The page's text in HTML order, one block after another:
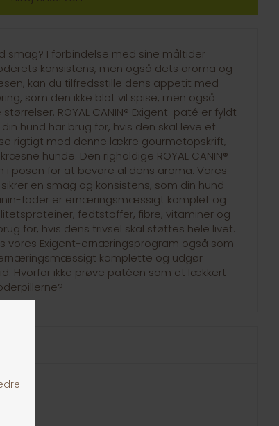
smag? I forbindelse med sine måltider
konsistens, men også dets aroma og
kan du tilfredsstille dens appetit med
som den ikke blot vil spise, men også
ROYAL CANIN® Exigent-paté er fyldt
hund har brug for, hvis den skal leve et
rigtigt med denne lækre gourmetopskrift,
hunde. Den righoldige ROYAL CANIN®
i posen for at bevare al dens aroma. Vores
en smag og konsistens, som din hund
foder er ernæringsmæssigt komplet og
fedtstoffer, fibre, vitaminer og
for, hvis dens trivsel skal støttes hele livet.
vores Exigent-ernæringsprogram også som
komplette og udgør
Hvorfor ikke prøve patéen som et lækkert